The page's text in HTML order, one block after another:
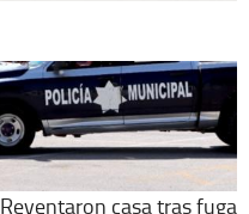
Reventaron casa tras fuga